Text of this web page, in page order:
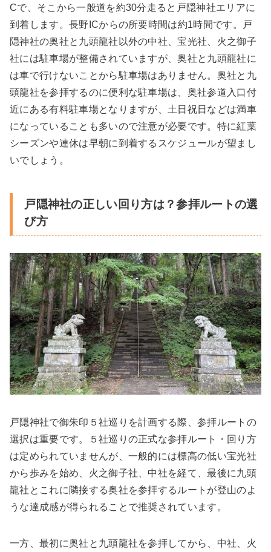
Cで、そこから一般道を約30分走ると戸隠神社エリアに
到着します。長野ICからの所要時間は約1時間です。戸
隠神社の奥社と九頭龍社以外の中社、宝光社、火之御子
社には駐車場が整備されていますが、奥社と九頭龍社に
は車で行けないことから駐車場はありません。奥社と九
頭龍社を参拝するのに便利な駐車場は、奥社参道入口付
近にある有料駐車場となりますが、土日祝日などは満車
になっていることも多いので注意が必要です。特に紅葉
シーズンや連休は早朝に到着するスケジュールが望まし
いでしょう。
戸隠神社の正しい回り方は？参拝ルートの選
び方
戸隠神社で御朱印５社巡りを計画する際、参拝ルートの
選択は重要です。５社巡りの正式な参拝ルート・回り方
は定められていませんが、一般的には標高の低い宝光社
から歩みを始め、火之御子社、中社を経て、最後に九頭
龍社とこれに隣接する奥社を参拝するルートが登山のよ
うな達成感が得られることで推奨されています。
一方、最初に奥社と九頭龍社を参拝してから、中社、火